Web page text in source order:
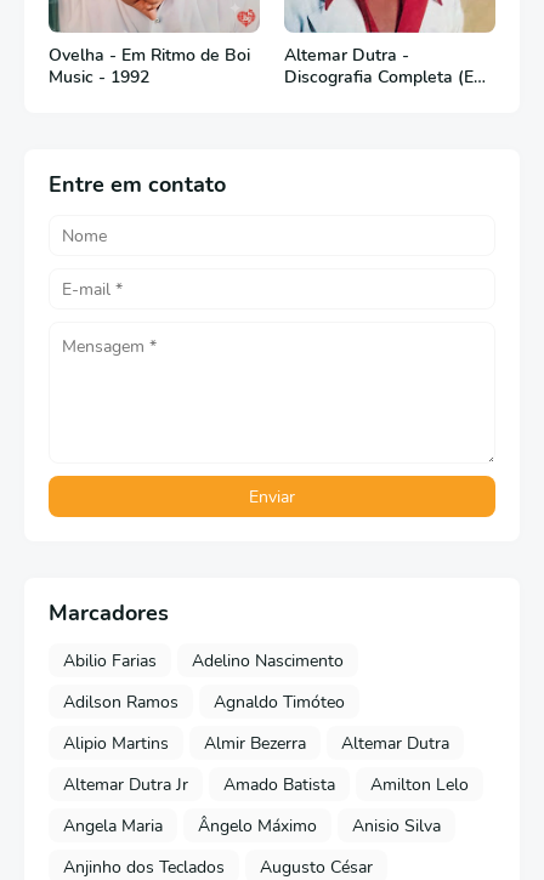
Ovelha - Em Ritmo de Boi
Music - 1992
Altemar Dutra -
Discografia Completa (Em
Entre em contato
Marcadores
Abilio Farias
Adelino Nascimento
Adilson Ramos
Agnaldo Timóteo
Alipio Martins
Almir Bezerra
Altemar Dutra
Altemar Dutra Jr
Amado Batista
Amilton Lelo
Angela Maria
Ângelo Máximo
Anisio Silva
Anjinho dos Teclados
Augusto César